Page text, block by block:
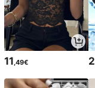
11 ,49€ 2